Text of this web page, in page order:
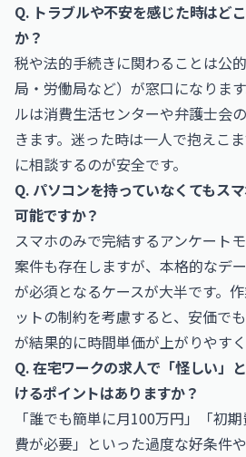
Q. トラブルや不安を感じた時はど
か？
税や法的手続きに関わることは公
局・労働局など）が窓口になりま
ルは消費生活センターや弁護士会
きます。迷った時は一人で抱えこ
に相談するのが安全です。
Q. パソコンを持っていなくてもス
可能ですか？
スマホのみで完結するアンケート
案件も存在しますが、本格的なデ
が必須となるケースが大半です。
ットの制約を考慮すると、安価で
が結果的に時間単価が上がりやすく
Q. 在宅ワークの求人で「怪しい」
けるポイントはありますか？
「誰でも簡単に月100万円」「初
費が必要」といった過度な好条件